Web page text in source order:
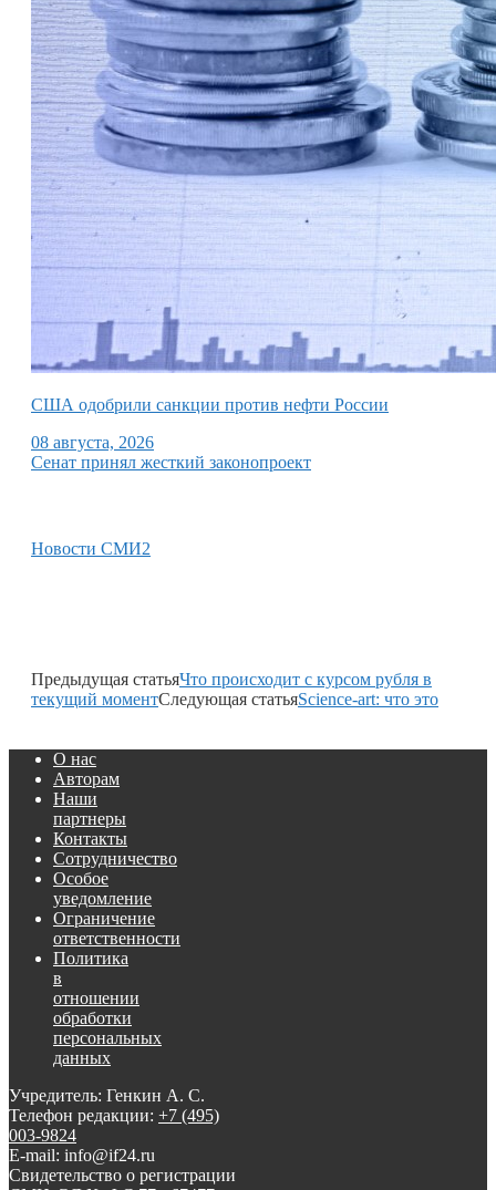
США одобрили санкции против нефти России
08 августа, 2026
Сенат принял жесткий законопроект
Новости СМИ2
Предыдущая статьяЧто происходит с курсом рубля в
текущий моментСледующая статьяScience-art: что это
О нас
Авторам
Наши
партнеры
Контакты
Сотрудничество
Особое
уведомление
Ограничение
ответственности
Политика
в
отношении
обработки
персональных
данных
Учредитель: Генкин А. С.
Телефон редакции: +7 (495)
003-9824
E-mail: info@if24.ru
Свидетельство о регистрации